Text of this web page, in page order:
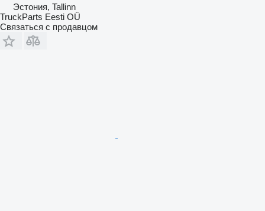
Эстония, Tallinn
TruckParts Eesti OÜ
Связаться с продавцом